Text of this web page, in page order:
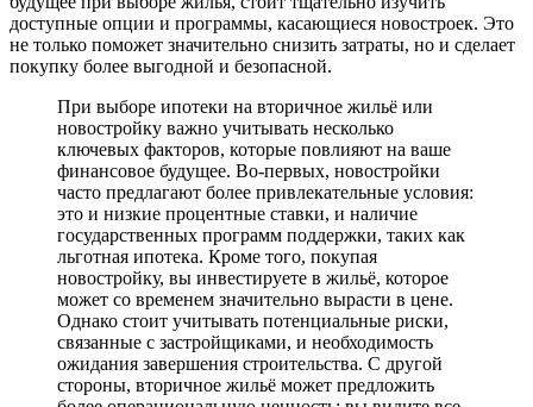
доступные опции и программы, касающиеся новостроек. Это
не только поможет значительно снизить затраты, но и сделает
покупку более выгодной и безопасной.
При выборе ипотеки на вторичное жильё или
новостройку важно учитывать несколько
ключевых факторов, которые повлияют на ваше
финансовое будущее. Во-первых, новостройки
часто предлагают более привлекательные условия:
это и низкие процентные ставки, и наличие
государственных программ поддержки, таких как
льготная ипотека. Кроме того, покупая
новостройку, вы инвестируете в жильё, которое
может со временем значительно вырасти в цене.
Однако стоит учитывать потенциальные риски,
связанные с застройщиками, и необходимость
ожидания завершения строительства. С другой
стороны, вторичное жильё может предложить